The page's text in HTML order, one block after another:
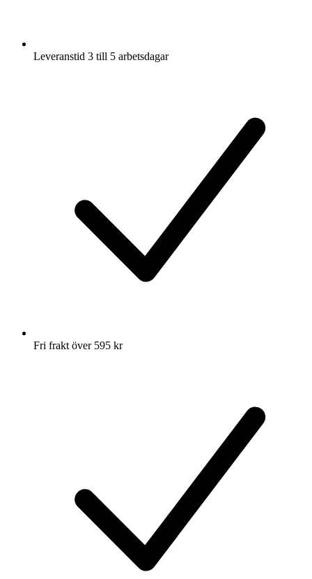
Leveranstid 3 till 5 arbetsdagar
Fri frakt över 595 kr